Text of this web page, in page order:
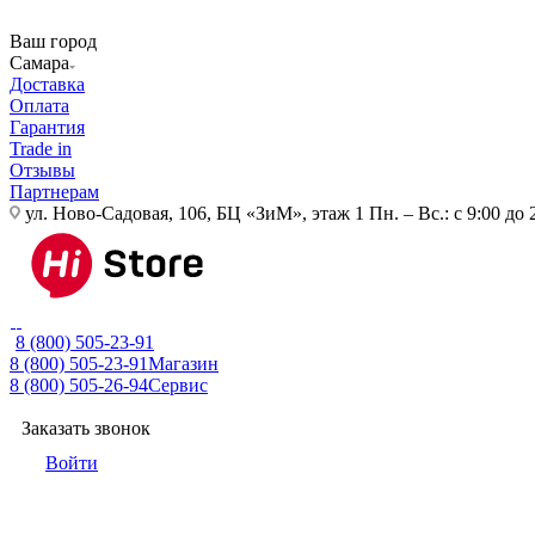
Ваш город
Самара
Доставка
Оплата
Гарантия
Trade in
Отзывы
Партнерам
ул. Ново-Садовая, 106, БЦ «ЗиМ», этаж 1 Пн. – Вс.: с 9:00 до
8 (800) 505-23-91
8 (800) 505-23-91Магазин
8 (800) 505-26-94Сервис
Заказать звонок
Войти